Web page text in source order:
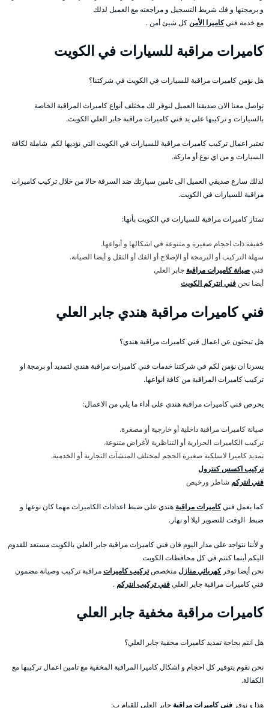
و برمجتها و فك شريط التسجيل و مراجعته مع العميل لذلك
مع خدمة فنيكاميرا الأمنكل شيئ أمن .
كاميرات مراقبة للسيارات في الكويت
هل نؤمن كاميرات مراقبة للسيارات في الكويت في شركتنا؟
تواصل معنا الان صديقنا العميل لنوفر لك مختلف أنواع كاميرات المراقبة الخاصة
بالسيارات و تركيبها على يد فني كاميرات مراقبة جابر العلي الكويت.
تعتبر اعمال تركيب كاميرات مراقبة للسيارات في الكويت التي نؤديها لكم شاملة لكافة
السيارات و من اي نوع أو ماركة.
لذلك سارع صديقي العميل الى تامين سيارتك ضد السرقة حالا من خلال تركيب كاميرات
مراقبة للسيارات في الكويت.
تمتاز كاميرات مراقبة للسيارات في الكويت بأنها:
خفيفة ذات احجام صغيرة و متنوعة في اشكالها و أنواعها.
سهلة التركيب أو البرمجة أو الإصلاح أو الفك أو النقل و أيضا الصيانة.
فنيصيانة كاميرات مراقبة جابر العلي
أيضا نحن فني انتركم الكويت
فني كاميرات مراقبة هندي جابر العلي
هل تبحثون عن اعمال فني كاميرات مراقبة هندي؟
يسرنا ان نؤمن لكم في شركتنا خدمات فني كاميرات مراقبة هندي لتمديد أو برمجة او
تركيب كاميرات المراقبة من كافة انواعها.
يحرص فني كاميرات مراقبة هندي على أداء ما يلي من الاعمال:
صيانة كاميرات مراقبة داخلية أو خارجية أو مصغرة.
تركيب الكاميرات الحرارية أو التناظرية لأغراض متنوعة.
تمديد كاميرا لاسلكية صغيرة الحجم لمختلف المنشآت التجارية أو الخدمية.
تركيب اكسس كنترول
فني انتركم شاطر ورخيص
كما يعمل فنيكاميرات مراقبة هندي على ضبط اعدادات الكاميرات مهما كان نوعها و
ضبط الوقت للتصوير ليلا أو نهار.
و لأننا نتواجد على مدار اليوم فان فني كاميرات مراقبة جابر العلي بالكويت مستعد للقدوم
اليكم أينما كنتم في كل محافظات الكويت
نحن أيضا نوفركهربائي منازلمتخصصتركيب كاميراتمراقبة تركيب وصيانة مضمون
فني كاميرات مراقبة جابر العليفني تركيب انتركم .
كاميرات مراقبة مخفية جابر العلي
هل انتم بحاجة تمديد كاميرات مخفية جابر العلي؟
نحن نقوم بتوفير كل احجام و اشكال كاميرا المراقبة المخفية مع تامين اعمال تركيبها مع
الكفالة.
هذا و نوفر فني كاميرات مراقبة جابر العلي للقيام ب: